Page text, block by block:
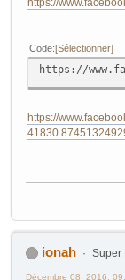
https://
Code Sélectionner
https://
https://
ionah Super
Décembre 08, 2016,